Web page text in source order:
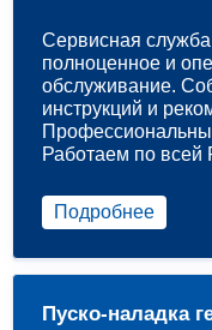
Сервисная
полноценное и
обслуживание.
инструкций и
Работаем по всей
Подробнее
Пуско-наладка